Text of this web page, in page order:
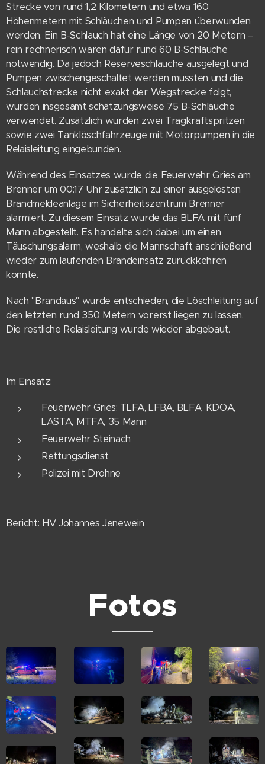
Strecke von rund 1,2 Kilometern und etwa 160
Höhenmetern mit Schläuchen und Pumpen überwunden
werden. Ein B-Schlauch hat eine Länge von 20 Metern –
rein rechnerisch wären dafür rund 60 B-Schläuche
notwendig. Da jedoch Reserveschläuche ausgelegt und
Pumpen zwischengeschaltet werden mussten und die
Schlauchstrecke nicht exakt der Wegstrecke folgt,
wurden insgesamt schätzungsweise 75 B-Schläuche
verwendet. Zusätzlich wurden zwei Tragkraftspritzen
sowie zwei Tanklöschfahrzeuge mit Motorpumpen in die
Relaisleitung eingebunden.
Während des Einsatzes wurde die Feuerwehr Gries am
Brenner um 00:17 Uhr zusätzlich zu einer ausgelösten
Brandmeldeanlage im Sicherheitszentrum Brenner
alarmiert. Zu diesem Einsatz wurde das BLFA mit fünf
Mann abgestellt. Es handelte sich dabei um einen
Täuschungsalarm, weshalb die Mannschaft anschließend
wieder zum laufenden Brandeinsatz zurückkehren
konnte.
Nach "Brandaus" wurde entschieden, die Löschleitung auf
den letzten rund 350 Metern vorerst liegen zu lassen.
Die restliche Relaisleitung wurde wieder abgebaut.
Im Einsatz:
Feuerwehr Gries: TLFA, LFBA, BLFA, KDOA,
LASTA, MTFA, 35 Mann
Feuerwehr Steinach
Rettungsdienst
Polizei mit Drohne
Bericht: HV Johannes Jenewein
Fotos